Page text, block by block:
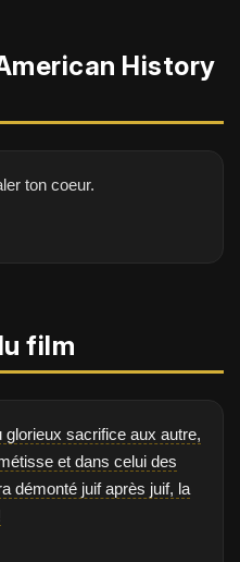
History
ton coeur.
film
sacrifice aux autre,
et dans celui des
démonté juif après juif, la